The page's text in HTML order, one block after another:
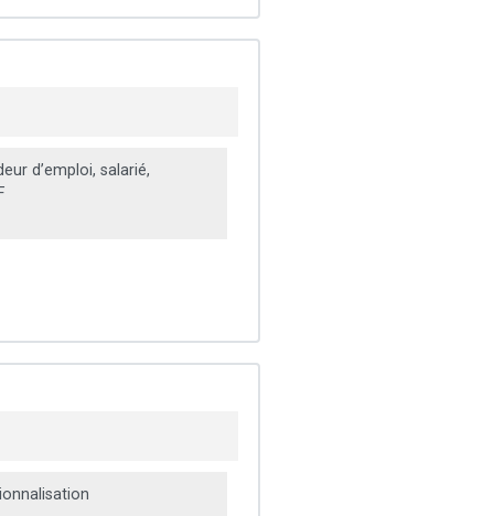
d’emploi, salarié,